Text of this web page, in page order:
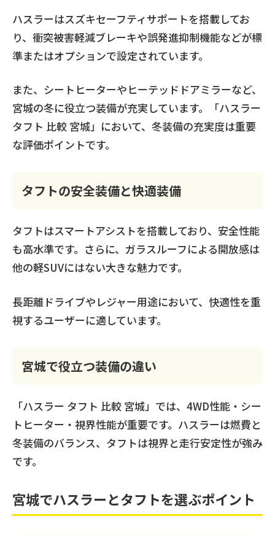
ハスラーはスズキセーフティサポートを搭載してお
り、衝突被害軽減ブレーキや誤発進抑制機能などが標
準またはオプションで設定されています。
また、シートヒーターやヒーテッドドアミラーなど、
宮城の冬に役立つ装備が充実しています。「ハスラー
タフト 比較 宮城」において、冬装備の充実度は重要
な評価ポイントです。
タフトの安全装備と快適装備
タフトはスマートアシストを搭載しており、安全性能
も高水準です。さらに、ガラスルーフによる開放感は
他の軽SUVにはない大きな魅力です。
長距離ドライブやレジャー用途において、快適性を重
視するユーザーに適しています。
宮城で役立つ装備の違い
「ハスラー タフト 比較 宮城」では、4WD性能・シー
トヒーター・視界性能が重要です。ハスラーは燃費と
冬装備のバランス、タフトは視界と走行安定性が強み
です。
宮城でハスラーとタフトを選ぶポイント